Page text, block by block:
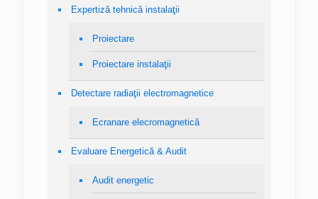
Expertiză tehnică instalaţii
Proiectare
Proiectare instalaţii
Detectare radiaţii electromagnetice
Ecranare elecromagnetică
Evaluare Energetică & Audit
Audit energetic